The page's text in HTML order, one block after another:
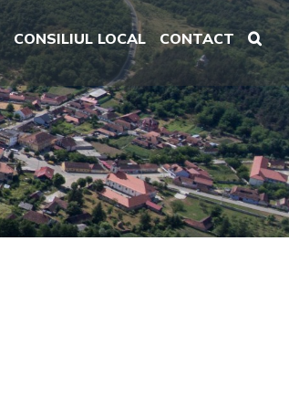
CONSILIUL LOCAL CONTACT